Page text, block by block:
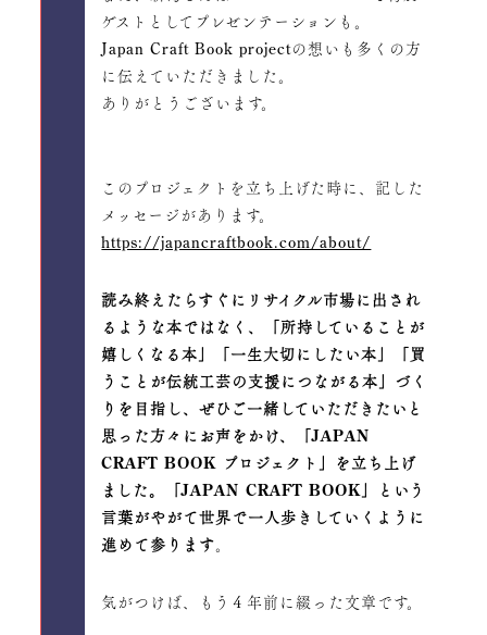
ゲストとしてプレゼンテーションも。
Japan Craft Book projectの想いも多くの方
に伝えていただきました。
ありがとうございます。
このプロジェクトを立ち上げた時に、記した
メッセージがあります。
https://japancraftbook.com/about/
読み終えたらすぐにリサイクル市場に出され
るような本ではなく、「所持していることが
嬉しくなる本」「一生大切にしたい本」「買
うことが伝統工芸の支援につながる本」づく
りを目指し、ぜひご一緒していただきたいと
思った方々にお声をかけ、「JAPAN
CRAFT BOOK プロジェクト」を立ち上げ
ました。「JAPAN CRAFT BOOK」という
言葉がやがて世界で一人歩きしていくように
進めて参ります。
気がつけば、もう４年前に綴った文章です。